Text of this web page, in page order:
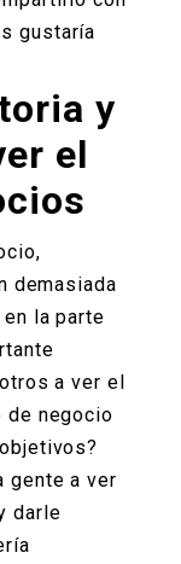
gustaría
y
el
demasiada
la parte
a ver el
de negocio
gente a ver
darle